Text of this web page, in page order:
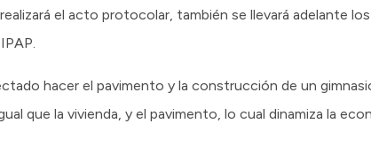
el acto protocolar, también se llevará adelante
hacer el pavimento y la construcción de un
que la vivienda, y el pavimento, lo cual dinamiza la